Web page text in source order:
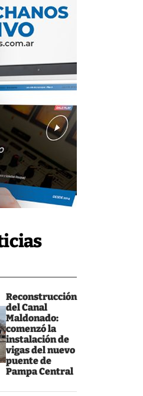
Reconstrucción
del Canal
Maldonado:
comenzó la
instalación de
vigas del nuevo
puente de
Pampa Central